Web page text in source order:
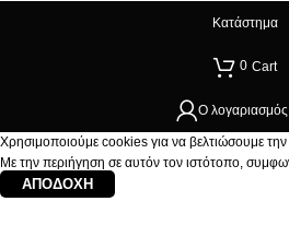
Κατάστημα
0 Cart
Ο
Χρησιμοποιούμε cookies για να βελτιώσουμε την
Με την περιήγηση σε αυτόν τον ιστότοπο,
ΑΠΟΔΟΧΉ